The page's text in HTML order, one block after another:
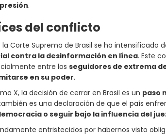
.
del conflicto
Corte Suprema de Brasil se ha intensificado
contra la desinformación en línea. Este
entre los seguidores de extrema
en su poder.
X, la decisión de cerrar en Brasil es un paso
es una declaración de que el país
o seguir bajo la influencia del
entristecidos por habernos visto